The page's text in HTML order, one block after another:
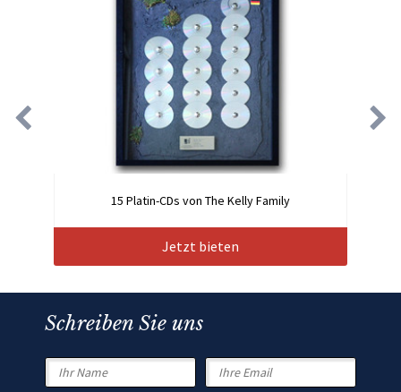
15 Platin-CDs von The Kelly Family
Jetzt bieten
Schreiben Sie uns